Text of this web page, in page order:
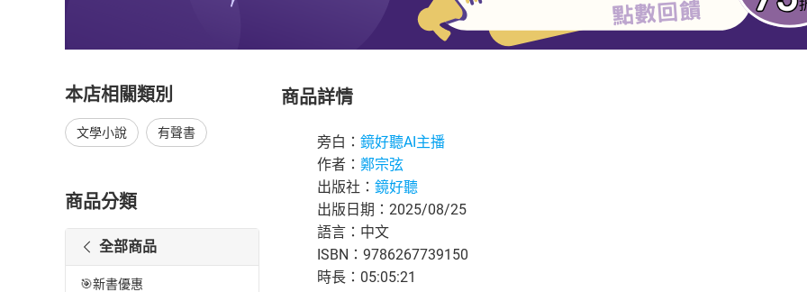
本店相關類別
文學小說 有聲書
商品分類
全部商品
🎯新書優惠
商品詳情
旁白： 鏡好聽AI主播
作者： 鄭宗弦
出版社： 鏡好聽
出版日期：2025/08/25
語言：中文
ISBN：9786267739150
時長：05:05:21